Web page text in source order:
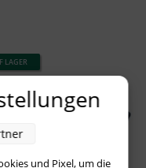
LAGER
und Pixel, um die